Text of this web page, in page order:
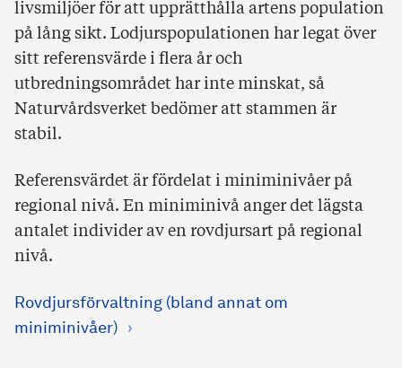
livsmiljöer för att upprätthålla artens population
på lång sikt. Lodjurspopulationen har legat över
sitt referensvärde i flera år och
utbredningsområdet har inte minskat, så
Naturvårdsverket bedömer att stammen är
stabil.
Referensvärdet är fördelat i miniminivåer på
regional nivå. En miniminivå anger det lägsta
antalet individer av en rovdjursart på regional
nivå.
Rovdjursförvaltning (bland annat om
miniminivåer)